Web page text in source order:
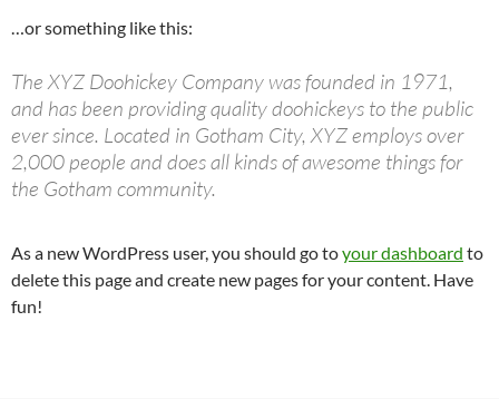
…or something like this:
The XYZ Doohickey Company was founded in 1971,
and has been providing quality doohickeys to the public
ever since. Located in Gotham City, XYZ employs over
2,000 people and does all kinds of awesome things for
the Gotham community.
As a new WordPress user, you should go toyour dashboard to
delete this page and create new pages for your content. Have
fun!